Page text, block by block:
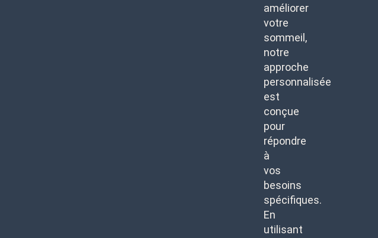
améliorer
votre
sommeil,
notre
approche
personnalisée
est
conçue
pour
répondre
à
vos
besoins
spécifiques.
En
utilisant